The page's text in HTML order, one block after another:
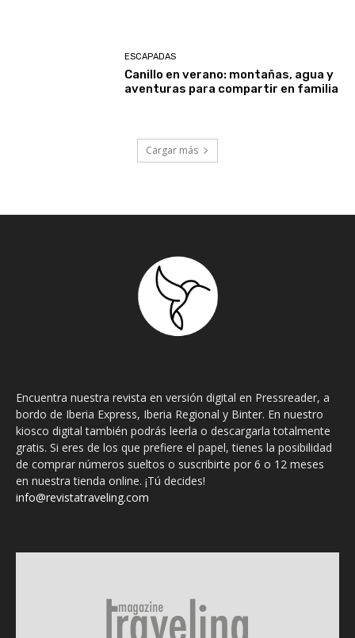
ESCAPADAS
Canillo en verano: montañas, agua y
aventuras para compartir en familia
Cargar más
Encuentra nuestra revista en versión digital en Pressreader, a
bordo de Iberia Express, Iberia Regional y Binter. En nuestro
kiosco digital también podrás leerla o descargarla totalmente
gratis. Si eres de los que prefiere el papel, tienes la posibilidad
de comprar números sueltos o suscribirte por 6 o 12 meses
en nuestra tienda online. ¡Tú decides!
info@revistatraveling.com